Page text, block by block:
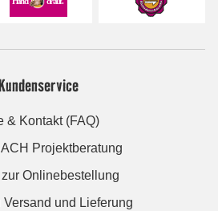
& Kontakt (FAQ)
Projektberatung
Onlinebestellung
Versand und Lieferung